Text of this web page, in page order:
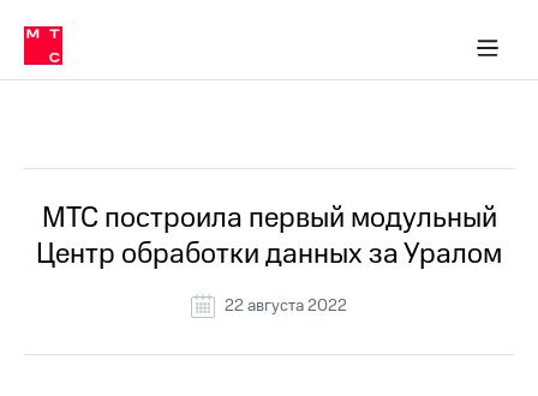
Медиа-центр
и акционерам
Устойчивое развитие
Комплаенс и деловая этика
компании
Карьера
История
компании
Руководство
в МТС
Пресс-
релизы
о технологиях
МТС построила первый модульный
Центр обработки данных за Уралом
22 августа 2022